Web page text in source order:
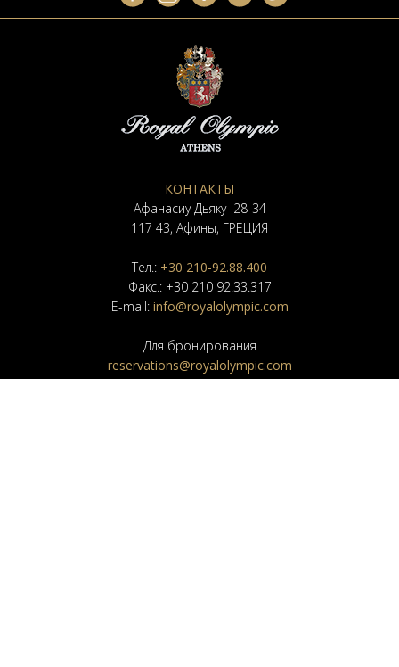
КОНТАКТЫ
Афанасиу Дьяку 28-34
117 43, Афины, ГРЕЦИЯ
Тел.: +30 210-92.88.400
Факс.: +30 210 92.33.317
E-mail: info@royalolympic.com
Для бронирования
reservations@royalolympic.com